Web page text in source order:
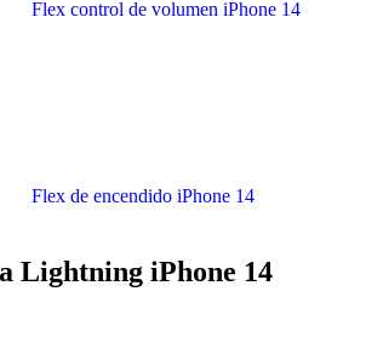
Flex control de volumen iPhone 14
Flex de encendido iPhone 14
Lightning iPhone 14